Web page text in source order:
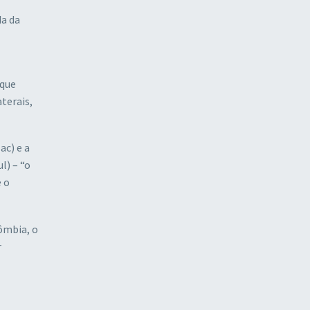
da
e a
– “o
o
o